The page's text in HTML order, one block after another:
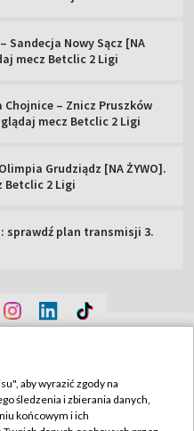
Sandecja Nowy Sącz [NA
mecz Betclic 2 Ligi
Chojnice – Znicz Pruszków
mecz Betclic 2 Ligi
Grudziądz [NA ŻYWO].
Betclic 2 Ligi
sprawdź plan transmisji 3.
TVP
aby wyrazić zgody na
śledzenia i zbierania danych,
końcowym i ich